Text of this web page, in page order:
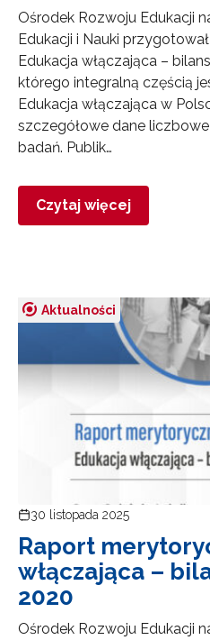
Ośrodek Rozwoju Edukacji
Edukacji i Nauki
Edukacja włączająca –
którego integralną częścią
Edukacja włączająca w
szczegółowe dane
badań. Publik…
Czytaj więcej
Aktualności
30 listopada 2025
Raport
włączająca –
2020
Ośrodek Rozwoju Edukacji